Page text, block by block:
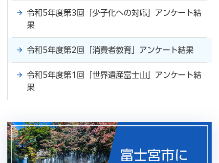
令和5年度第3回「少子化への対応」アンケート結
果
令和5年度第2回「消費者教育」アンケート結果
令和5年度第1回「世界遺産富士山」アンケート結
果